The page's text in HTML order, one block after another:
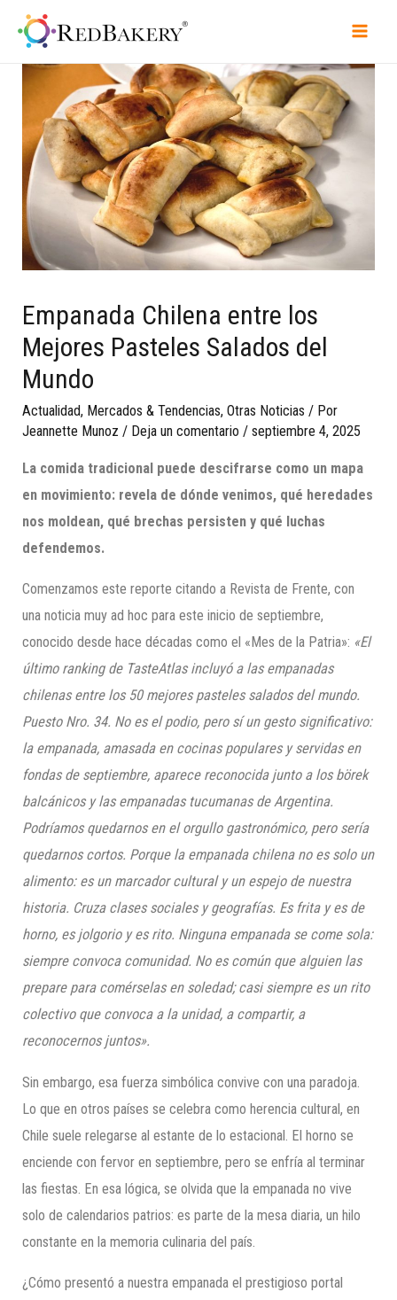
Empanada Chilena entre los
Mejores Pasteles Salados del
Mundo
Actualidad, Mercados & Tendencias,Otras Noticias / Por
Jeannette Munoz / Deja un comentario /septiembre 4, 2025
La comida tradicional puede descifrarse como un mapa
en movimiento: revela de dónde venimos, qué heredades
nos moldean, qué brechas persisten y qué luchas
defendemos.
Comenzamos este reporte citando a Revista de Frente, con
una noticia muy ad hoc para este inicio de septiembre,
conocido desde hace décadas como el «Mes de la Patria»: «El
último ranking de TasteAtlas incluyó a las empanadas
chilenas entre los 50 mejores pasteles salados del mundo.
Puesto Nro. 34. No es el podio, pero sí un gesto significativo:
la empanada, amasada en cocinas populares y servidas en
fondas de septiembre, aparece reconocida junto a los börek
balcánicos y las empanadas tucumanas de Argentina.
Podríamos quedarnos en el orgullo gastronómico, pero sería
quedarnos cortos. Porque la empanada chilena no es solo un
alimento: es un marcador cultural y un espejo de nuestra
historia. Cruza clases sociales y geografías. Es frita y es de
horno, es jolgorio y es rito. Ninguna empanada se come sola:
siempre convoca comunidad. No es común que alguien las
prepare para comérselas en soledad; casi siempre es un rito
colectivo que convoca a la unidad, a compartir, a
reconocernos juntos».
Sin embargo, esa fuerza simbólica convive con una paradoja.
Lo que en otros países se celebra como herencia cultural, en
Chile suele relegarse al estante de lo estacional. El horno se
enciende con fervor en septiembre, pero se enfría al terminar
las fiestas. En esa lógica, se olvida que la empanada no vive
solo de calendarios patrios: es parte de la mesa diaria, un hilo
constante en la memoria culinaria del país.
¿Cómo presentó a nuestra empanada el prestigioso portal